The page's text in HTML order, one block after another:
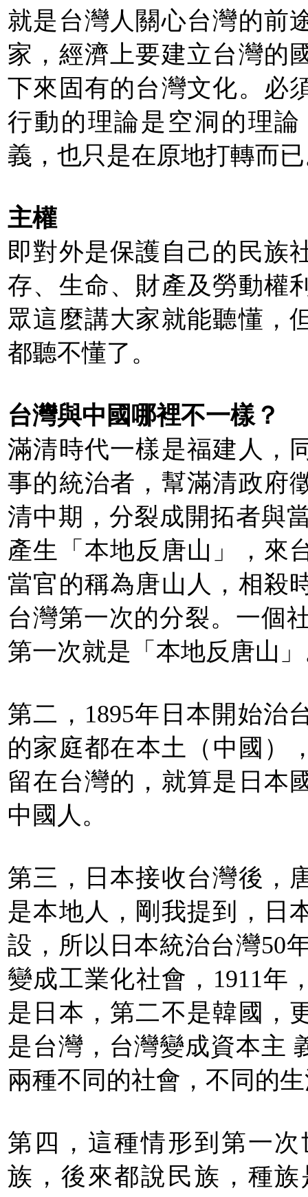
就是台灣人關心台灣的前
家，經濟上要建立台灣的
下來固有的台灣文化。必
行動的理論是空洞的理
義，也只是在原地打轉而
主權
即對外是保護自己的民族
存、生命、財產及勞動權
眾這麼講大家就能聽懂，
都聽不懂了。
台灣與中國哪裡不一樣？
滿清時代一樣是福建人，
事的統治者，幫滿清政府
清中期，分裂成開拓者與
產生「本地反唐山」，來
當官的稱為唐山人，相殺
台灣第一次的分裂。一個
第一次就是「本地反唐山
第二，1895年日本開始治
的家庭都在本土（中國）
留在台灣的，就算是日本
中國人。
第三，日本接收台灣後，
是本地人，剛我提到，日
設，所以日本統治台灣50
變成工業化社會，1911年
是日本，第二不是韓國，
是台灣，台灣變成資本主
兩種不同的社會，不同的
第四，這種情形到第一
族，後來都說民族，種